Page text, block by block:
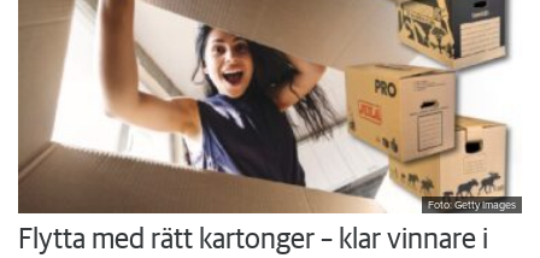
Foto: Getty Images
Flytta med rätt kartonger – klar vinnare i